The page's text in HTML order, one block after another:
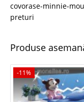
covorase-minnie-
preturi
Produse
-11%